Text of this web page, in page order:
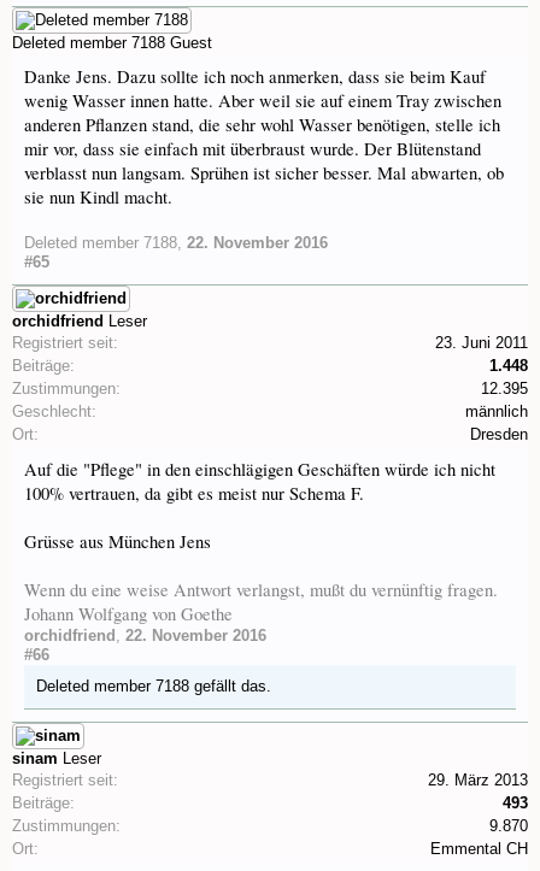
Deleted member 7188 Guest
Danke Jens. Dazu sollte ich noch anmerken, dass sie beim Kauf
wenig Wasser innen hatte. Aber weil sie auf einem Tray zwischen
anderen Pflanzen stand, die sehr wohl Wasser benötigen, stelle ich
mir vor, dass sie einfach mit überbraust wurde. Der Blütenstand
verblasst nun langsam. Sprühen ist sicher besser. Mal abwarten, ob
sie nun Kindl macht.
Deleted member 7188, 22. November 2016
#65
orchidfriend Leser
Registriert seit:
23. Juni 2011
Beiträge:
1.448
Zustimmungen:
12.395
Geschlecht:
männlich
Ort:
Dresden
Auf die "Pflege" in den einschlägigen Geschäften würde ich nicht
100% vertrauen, da gibt es meist nur Schema F.
Grüsse aus München Jens
Wenn du eine weise Antwort verlangst, mußt du vernünftig fragen.
Johann Wolfgang von Goethe
orchidfriend , 22. November 2016
#66
Deleted member 7188 gefällt das.
sinam Leser
Registriert seit:
29. März 2013
Beiträge:
493
Zustimmungen:
9.870
Ort:
Emmental CH